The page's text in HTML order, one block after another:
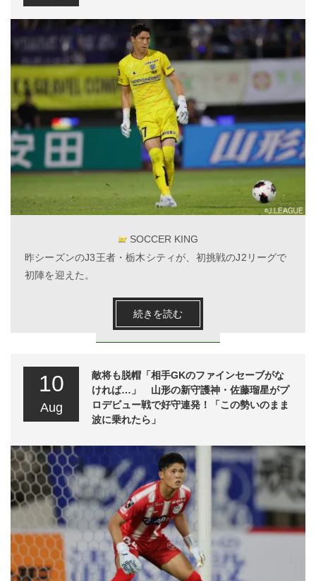
SOCCER KING
昨シーズンのJ3王者・栃木シティが、初挑戦のJ2リーグで
初陣を迎えた。
続きを読む
10
Aug
敵将も脱帽「相手GKのファインセーブがな
ければ…」 山形の新守護神・佐藤瑠星がプ
ロデビュー戦で好守連発！「この勢いのまま
波に乗れたら」